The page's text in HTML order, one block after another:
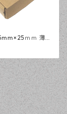
ｍｍ 薄型
クス 5枚 組み立
梱包資材 アクセ
en工房】